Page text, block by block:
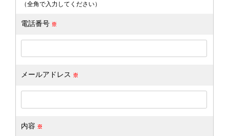
（全角で入力してください）
電話番号
メールアドレス
内容